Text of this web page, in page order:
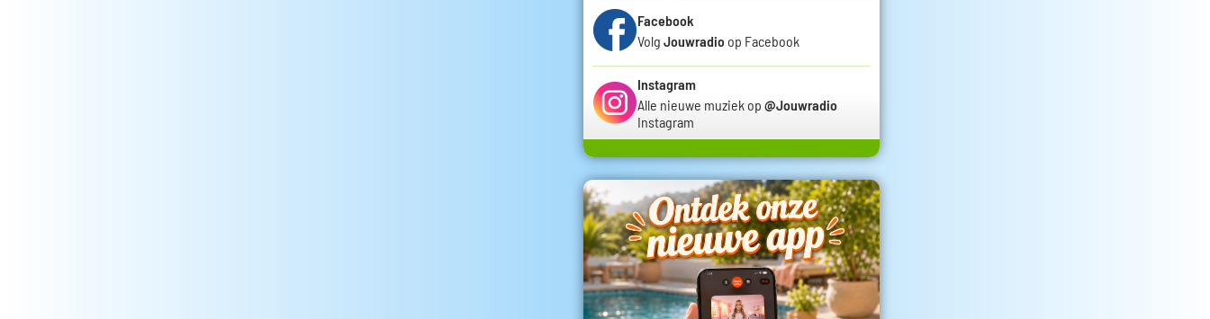
Facebook
Volg Jouwradio op Facebook
Instagram
Alle nieuwe muziek op @Jouwradio
Instagram